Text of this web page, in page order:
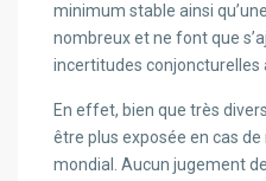
minimum stable ainsi
nombreux et ne font que
incertitudes conjoncturelles
En effet, bien que très
être plus exposée en cas
mondial. Aucun jugement